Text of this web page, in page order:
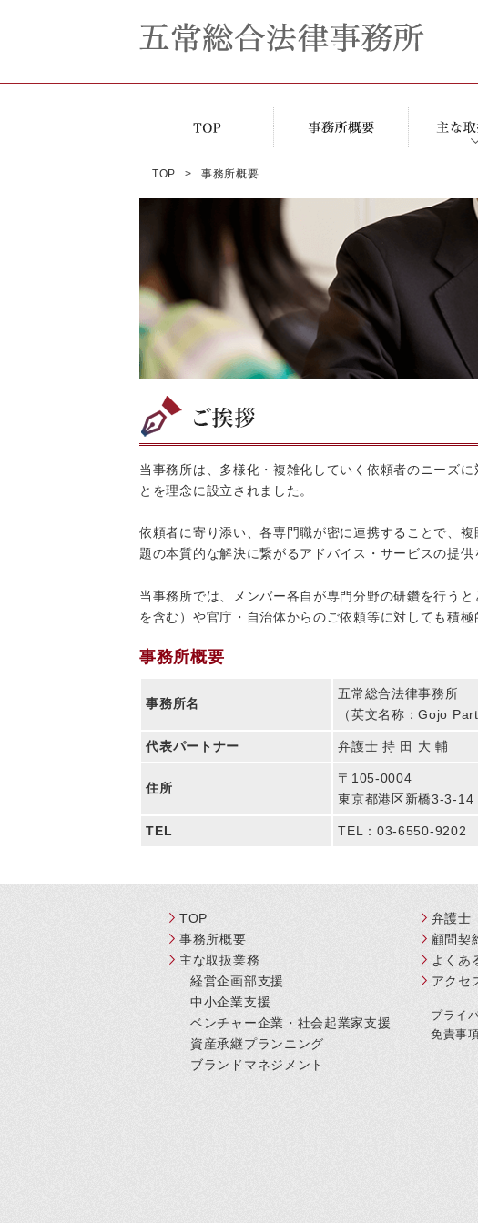
TOP 事務所概要
当事務所は、多様化・複雑化していく依頼者のニーズ
とを理念に設立されました。
依頼者に寄り添い、各専門職が密に連携することで、
題の本質的な解決に繋がるアドバイス・サービスの提供
当事務所では、メンバー各自が専門分野の研鑽を行う
を含む）や官庁・自治体からのご依頼等に対しても積極
事務所概要
事務所名
五常総合法律事務所
（英文名称：Gojo
代表パートナー 弁護士 持 田 大 輔
住所
〒105-0004
東京都港区新橋3-3-
TEL TEL：03-6550-9202
TOP
事務所概要
主な取扱業務
経営企画部支援
中小企業支援
ベンチャー企業・社会起業家支援
資産承継プランニング
ブランドマネジメント
弁護士
顧問契
よくあ
アクセ
プライ
免責事